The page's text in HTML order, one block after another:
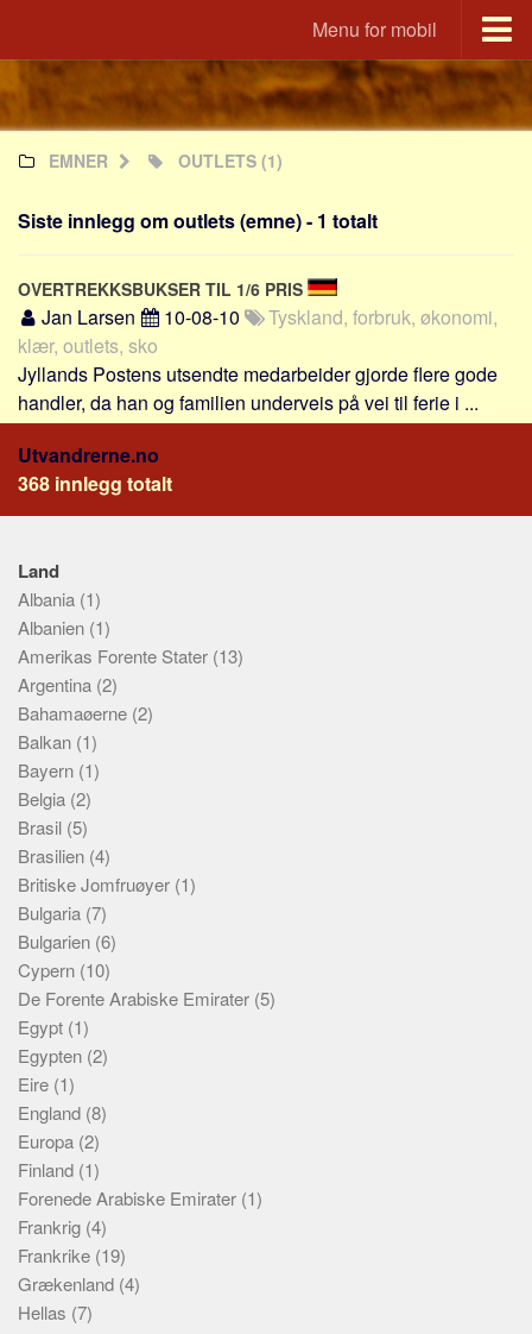
Menu for mobil
Utvandrerne.no
Udvandrerne.dk
Utvandrerne.no
Tyskland.dk
Rusland.dk
JLKM.dk
Land
Spania
Norge
Thailand
Italia
Hellas
Amerikas Forente Stater
Alle
Nøkkelord
Bolig
Jobb
Bedrift
Investering
Pensjon
Forbruk
Social sikring
Transport
Alle
Aspekter
Kjoep og salg
Økonomi
Jus og regler
EMNER OUTLETS (1)
Siste innlegg om outlets (emne) - 1 totalt
OVERTREKKSBUKSER TIL 1/6 PRIS
Jan Larsen 10-08-10
Tyskland, forbruk, økonomi,
klær, outlets, sko
Jyllands Postens utsendte medarbeider gjorde flere gode
handler, da han og familien underveis på vei til ferie i ...
Utvandrerne.no
368 innlegg totalt
Land
Albania (1)
Albanien (1)
Amerikas Forente Stater (13)
Argentina (2)
Bahamaøerne (2)
Balkan (1)
Bayern (1)
Belgia (2)
Brasil (5)
Brasilien (4)
Britiske Jomfruøyer (1)
Bulgaria (7)
Bulgarien (6)
Cypern (10)
De Forente Arabiske Emirater (5)
Egypt (1)
Egypten (2)
Eire (1)
England (8)
Europa (2)
Finland (1)
Forenede Arabiske Emirater (1)
Frankrig (4)
Frankrike (19)
Grækenland (4)
Hellas (7)